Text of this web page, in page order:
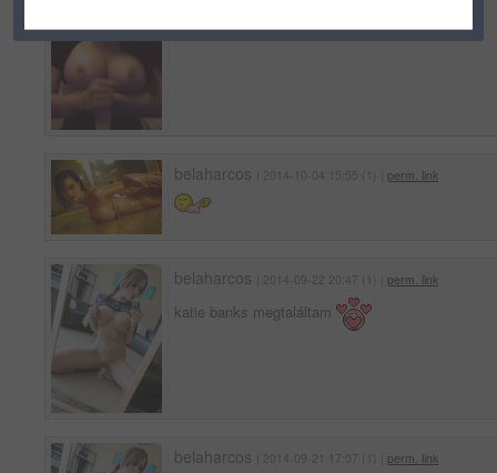
belaharcos | 2014-10-04 15:55 (1) | perm. link
belaharcos | 2014-09-22 20:47 (1) | perm. link
katie banks megtaláltam
belaharcos | 2014-09-21 17:07 (1) | perm. link